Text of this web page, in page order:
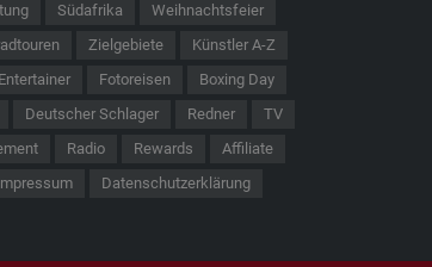
von Köpenick Route 66
Südafrika
Weihnachtsfeier
Zielgebiete
Künstler A-Z
Entertainer Fotoreisen
Boxing Day
Deutscher Schlager Redner
TV
Radio Rewards
Affiliate
Datenschutzerklärung